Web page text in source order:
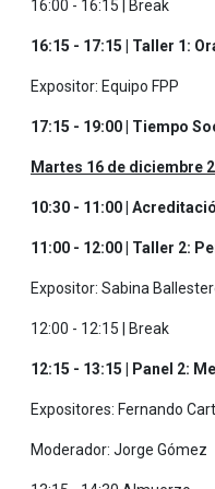
16:00 - 16:15 | Break
16:15 - 17:15 | Taller 1:
Expositor: Equipo FPP
17:15 - 19:00 | Tiempo
Martes 16 de diciembre
10:30 - 11:00 |
11:00 - 12:00 | Taller 2:
Expositor: Sabina
12:00 - 12:15 | Break
12:15 - 13:15 | Panel 2:
Expositores: Fernando
Moderador: Jorge Gómez